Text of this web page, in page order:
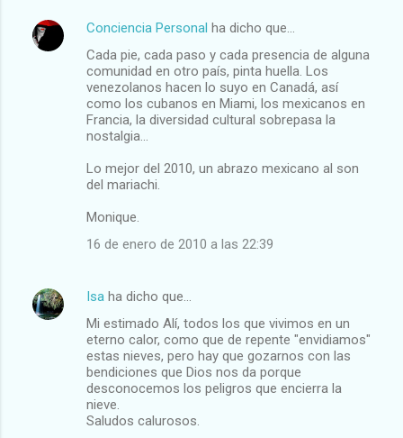
Conciencia Personal ha dicho que…
Cada pie, cada paso y cada presencia de alguna
comunidad en otro país, pinta huella. Los
venezolanos hacen lo suyo en Canadá, así
como los cubanos en Miami, los mexicanos en
Francia, la diversidad cultural sobrepasa la
nostalgia...
Lo mejor del 2010, un abrazo mexicano al son
del mariachi.
Monique.
16 de enero de 2010 a las 22:39
Isa ha dicho que…
Mi estimado Alí, todos los que vivimos en un
eterno calor, como que de repente "envidiamos"
estas nieves, pero hay que gozarnos con las
bendiciones que Dios nos da porque
desconocemos los peligros que encierra la
nieve.
Saludos calurosos.